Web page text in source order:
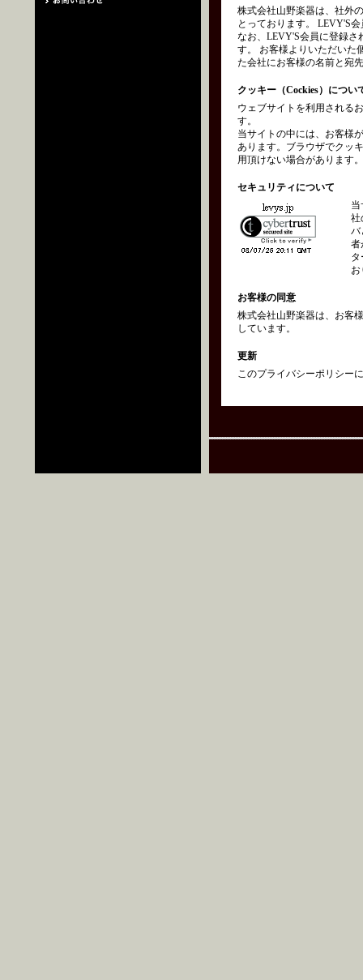
株式会社山野楽器は、社外
とっております。 LEVY'S
なお、LEVY'S会員に登録さ
す。 お客様よりいただいた
た会社にお客様の名前と宛
クッキー（Cockies）につい
ウェブサイトを利用される
す。
当サイトの中には、お客様
あります。ブラウザでクッ
用頂けない場合があります。
セキュリティについて
社
バ
者
お客様の同意
株式会社山野楽器は、お客
しています。
更新
このプライバシーポリシー